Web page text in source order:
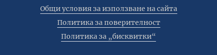
Общи условия за използване на сайта
Политика за поверителност
Политика за „бисквитки“